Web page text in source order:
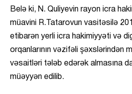
Belə ki, N. Quliyevin rayon icra
müavini R.Tatarovun vasitəsilə
etibarən yerli icra hakimiyyəti və
orqanlarının vəzifəli şəxslərindən
vəsaitləri tələb edərək almasına
müəyyən edilib.